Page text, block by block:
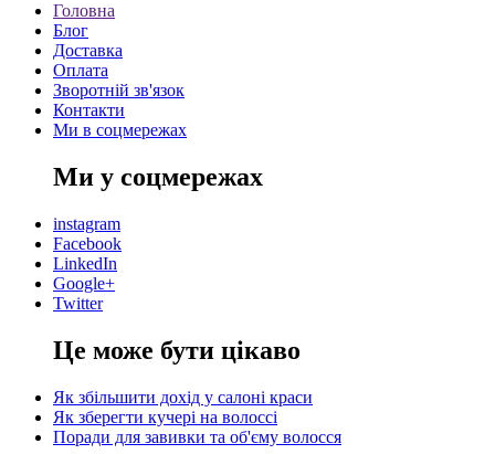
Головна
Блог
Доставка
Оплата
Зворотній зв'язок
Контакти
Ми в соцмережах
Ми у соцмережах
instagram
Facebook
LinkedIn
Google+
Twitter
Це може бути цікаво
Як збільшити дохід у салоні краси
Як зберегти кучері на волоссі
Поради для завивки та об'єму волосся